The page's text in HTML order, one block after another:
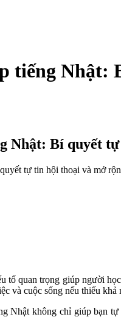
tiếng Nhật:
Nhật: Bí quyết
tố quan trọng giúp người
và cuộc sống nếu thiếu
Nhật không chỉ giúp bạn